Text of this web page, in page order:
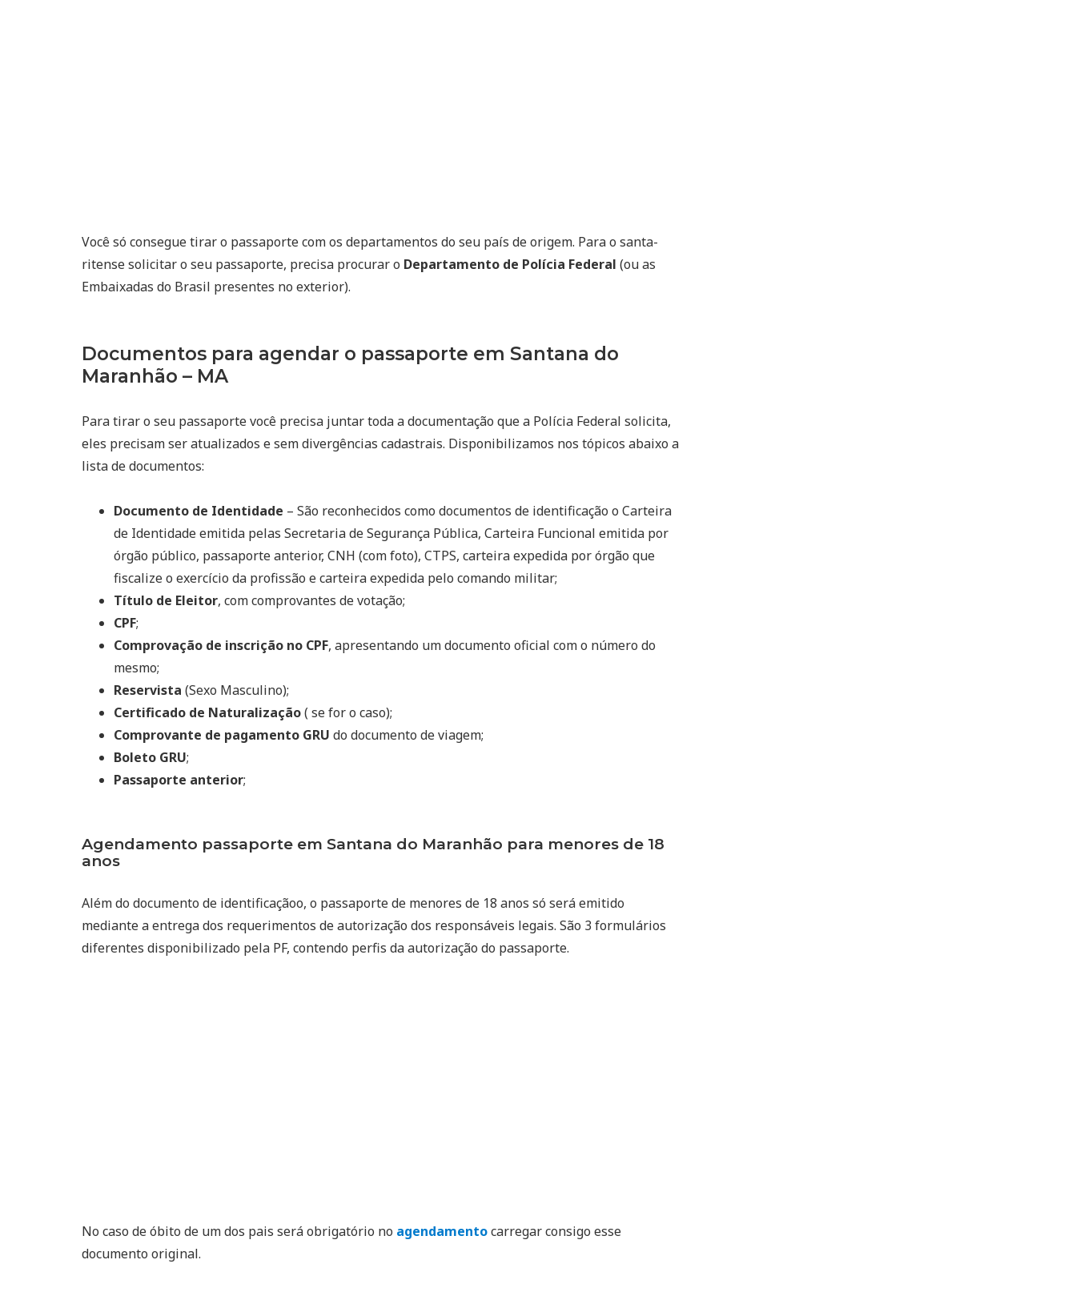
Você só consegue tirar o passaporte com os departamentos do seu país de origem. Para o santa-
ritense solicitar o seu passaporte, precisa procurar o Departamento de Polícia Federal (ou as
Embaixadas do Brasil presentes no exterior).
Documentos para agendar o passaporte em Santana do
Maranhão – MA
Para tirar o seu passaporte você precisa juntar toda a documentação que a Polícia Federal solicita,
eles precisam ser atualizados e sem divergências cadastrais. Disponibilizamos nos tópicos abaixo a
lista de documentos:
Documento de Identidade – São reconhecidos como documentos de identificação o Carteira
de Identidade emitida pelas Secretaria de Segurança Pública, Carteira Funcional emitida por
órgão público, passaporte anterior, CNH (com foto), CTPS, carteira expedida por órgão que
fiscalize o exercício da profissão e carteira expedida pelo comando militar;
Título de Eleitor, com comprovantes de votação;
CPF;
Comprovação de inscrição no CPF, apresentando um documento oficial com o número do
mesmo;
Reservista (Sexo Masculino);
Certificado de Naturalização( se for o caso);
Comprovante de pagamento GRU do documento de viagem;
Boleto GRU;
Passaporte anterior;
Agendamento passaporte em Santana do Maranhão para menores de 18
anos
Além do documento de identificaçãoo, o passaporte de menores de 18 anos só será emitido
mediante a entrega dos requerimentos de autorização dos responsáveis legais. São 3 formulários
diferentes disponibilizado pela PF, contendo perfis da autorização do passaporte.
No caso de óbito de um dos pais será obrigatório no agendamentocarregar consigo esse
documento original.